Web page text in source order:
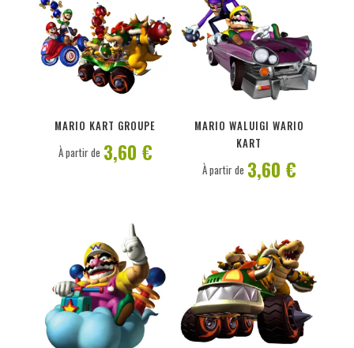
MARIO KART GROUPE
À partir de 3,60 €
MARIO WALUIGI WARIO
KART
À partir de 3,60 €